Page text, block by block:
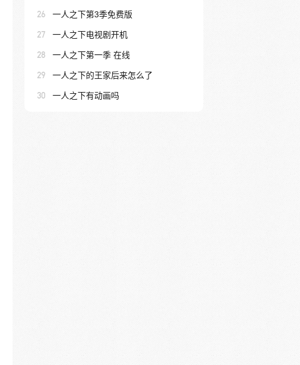
26 一人之下第3季免费版
27 一人之下电视剧开机
28 一人之下第一季 在线
29 一人之下的王家后来怎么了
30 一人之下有动画吗